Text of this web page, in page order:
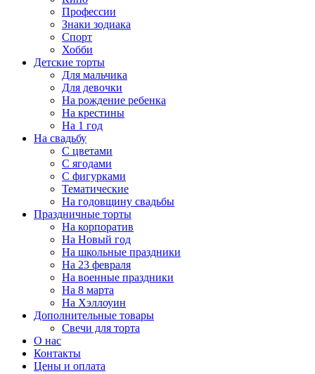
Профессии
Знаки зодиака
Спорт
Хобби
Детские торты
Для мальчика
Для девочки
На рождение ребенка
На крестины
На 1 год
На свадьбу
С цветами
С ягодами
С фигурками
Тематические
На годовщину свадьбы
Праздничные торты
На корпоратив
На Новый год
На школьные праздники
На 23 февраля
На военные праздники
На 8 марта
На Хэллоуин
Дополнительные товары
Свечи для торта
О нас
Контакты
Цены и оплата